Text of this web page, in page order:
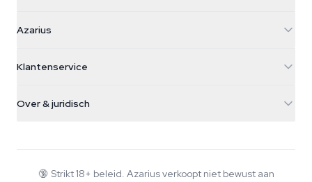
Galvaniweg 11
Nederland
+31(0)204897914
Azarius
Smokeshop
Klantenservice
Retourbeleid
Veelgestelde vragen
Over & juridisch
Wiki
🔞 Strikt 18+ beleid. Azarius verkoopt niet bewust aan